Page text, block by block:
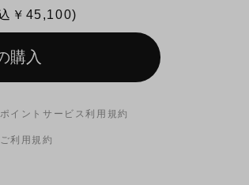
￥ 45,100)
購入
ポイントサービス利用規約
ご利用規約